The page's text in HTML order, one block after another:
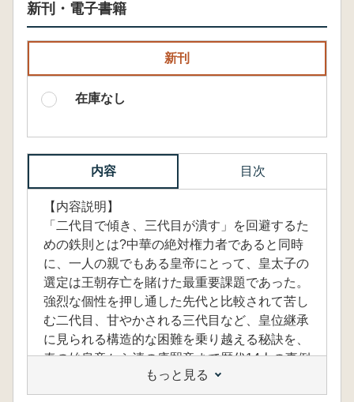
新刊・電子書籍
新刊
在庫なし
内容 目次
【内容説明】
「二代目で傾き、三代目が潰す」を回避するた
めの鉄則とは?中華の絶対権力者であると同時
に、一人の親でもある皇帝にとって、皇太子の
選定は王朝存亡を賭けた最重要課題であった。
強烈な個性を押し通した先代と比較されて苦し
む二代目、甘やかされる三代目など、皇位継承
に見られる構造的な困難を乗り越える秘訣を、
秦の始皇帝から清の康熙帝まで歴代14人の事例
から明らかにする。もっと見る